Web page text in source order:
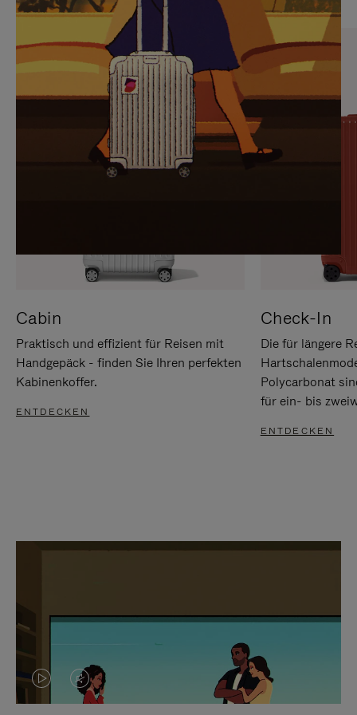
SIE,
UM
ANZUHALTEN
AUFHEBEN
DER
STUMMSCHALTUNG
Cabin
Praktisch und effizient für Reisen mit
Handgepäck - finden Sie Ihren perfekten
Kabinenkoffer.
ENTDECKEN
Check-In
Die für längere
Polycarbonat
für ein- bis
ENTDECKEN
DASVIDEO